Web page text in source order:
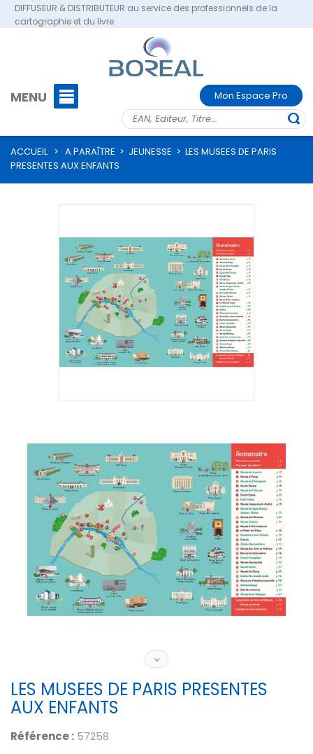
DIFFUSEUR & DISTRIBUTEUR au service des professionnels de la
cartographie et du livre
MENU Mon Espace Pro
ACCUEIL > A PARAÎTRE > JEUNESSE > LES MUSEES DE PARIS
PRESENTES AUX ENFANTS
LES MUSEES DE PARIS PRESENTES
AUX ENFANTS
Référence : 57258